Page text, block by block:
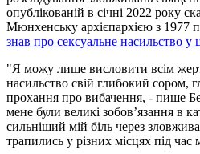
опублікованій в січні 2022 року
Мюнхенську архієпархією з 1977
знав про сексуальне насильство у
"Я можу лише висловити всім
насильство свій глибокий сором,
прохання про вибачення, - пише
мене були великі зобов’язання в
сильніший мій біль через
трапились у різних місцях під час